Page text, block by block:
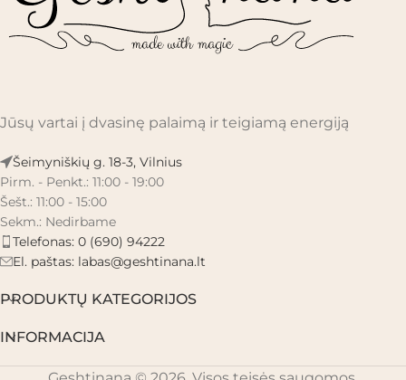
Jūsų vartai į dvasinę palaimą ir teigiamą energiją
Šeimyniškių g. 18-3, Vilnius
Pirm. - Penkt.: 11:00 - 19:00
Šešt.: 11:00 - 15:00
Sekm.: Nedirbame
Telefonas: 0 (690) 94222
El. paštas: labas@geshtinana.lt
PRODUKTŲ KATEGORIJOS
INFORMACIJA